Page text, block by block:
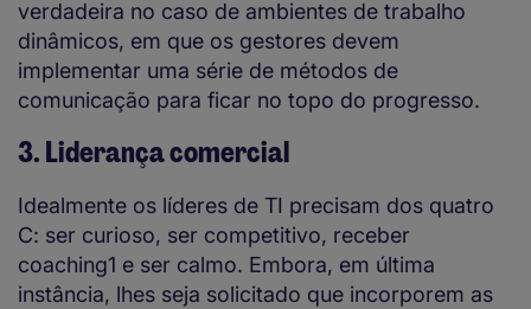
verdadeira no caso de ambientes de trabalho
dinâmicos, em que os gestores devem
implementar uma série de métodos de
comunicação para ficar no topo do progresso.
3. Liderança comercial
Idealmente os líderes de TI precisam dos quatro
C: ser curioso, ser competitivo, receber
coaching1 e ser calmo. Embora, em última
instância, lhes seja solicitado que incorporem as